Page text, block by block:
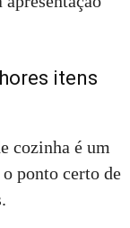
itens
cozinha é um
ponto certo de